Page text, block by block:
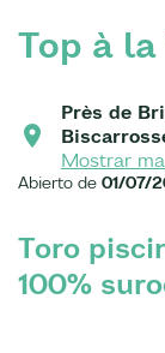
Top à
Près de
Mostrar
Abierto de 01/07/
Toro
100%